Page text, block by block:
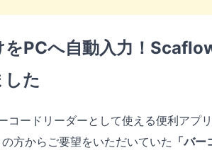
PCへ自動入力！
た
コードリーダーとして使える便利アプ
方からご要望をいただいていた 「バ